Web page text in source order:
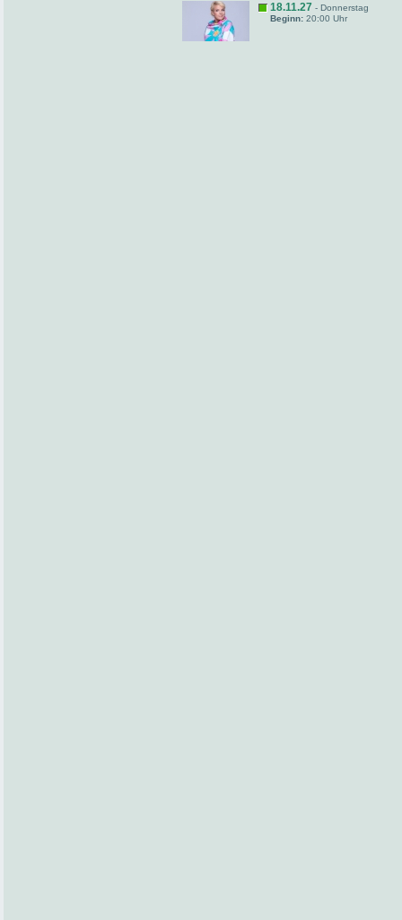
18.11.27 - Donnerstag
Beginn: 20:00 Uhr